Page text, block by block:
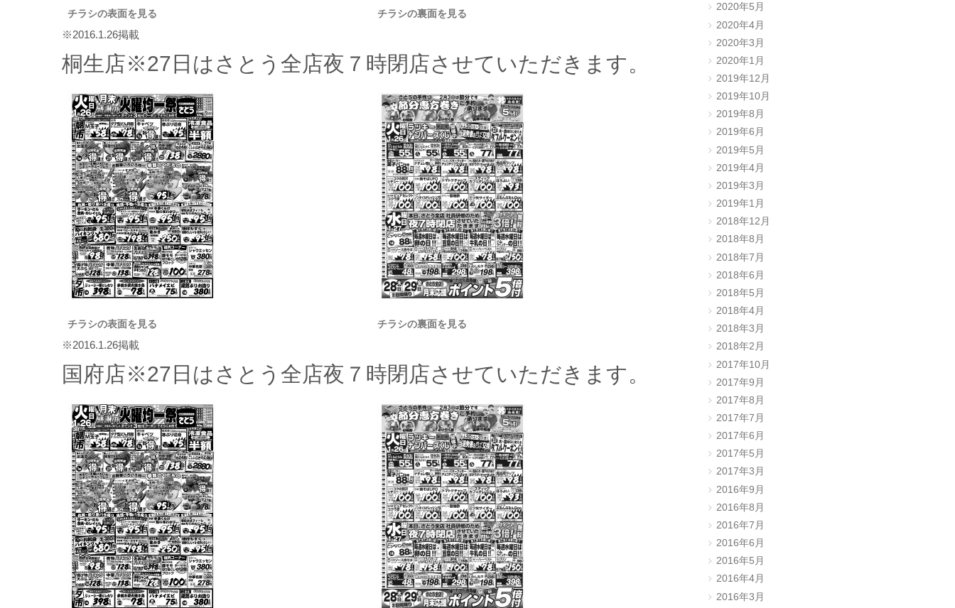
チラシの表面を見る チラシの裏面を見る
※2016.1.26掲載
桐生店※27日はさとう全店夜７時閉店させていただきます。
チラシの表面を見る チラシの裏面を見る
※2016.1.26掲載
国府店※27日はさとう全店夜７時閉店させていただきます。
2020年5月
2020年4月
2020年3月
2020年1月
2019年12月
2019年10月
2019年8月
2019年6月
2019年5月
2019年4月
2019年3月
2019年1月
2018年12月
2018年8月
2018年7月
2018年6月
2018年5月
2018年4月
2018年3月
2018年2月
2017年10月
2017年9月
2017年8月
2017年7月
2017年6月
2017年5月
2017年3月
2016年9月
2016年8月
2016年7月
2016年6月
2016年5月
2016年4月
2016年3月